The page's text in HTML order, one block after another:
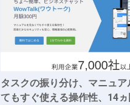
タスクの振り分け、マニュア
てもすぐ使える操作性、14